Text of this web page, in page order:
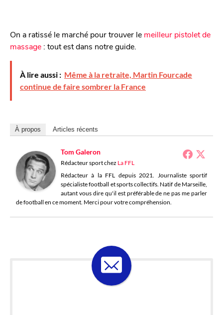
On a ratissé le marché pour trouver le meilleur pistolet de
massage : tout est dans notre guide.
À lire aussi : Même à la retraite, Martin Fourcade
continue de faire sombrer la France
À propos Articles récents
Tom Galeron
Rédacteur sportchez La FFL
Rédacteur à la FFL depuis 2021. Journaliste sportif
spécialiste football et sports collectifs. Natif de Marseille,
autant vous dire qu'il est préférable de ne pas me parler
de football en ce moment. Merci pour votre compréhension.